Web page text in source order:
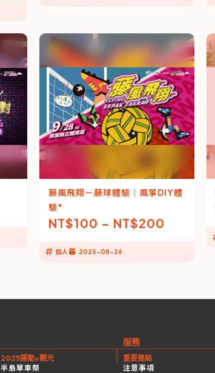
藤風飛翔－藤球體驗｜風箏DIY體
驗*
NT$100 – NT$200
個人 2025-08-26
2025運動×觀光
半島單車祭
服務
重要連結
注意事項